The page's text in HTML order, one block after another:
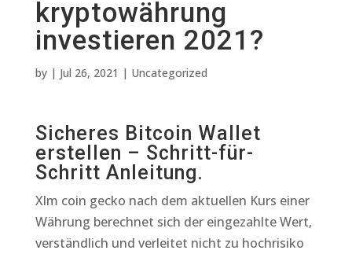
kryptowährung
investieren 2021?
by | Jul 26, 2021 | Uncategorized
Sicheres Bitcoin Wallet
erstellen – Schritt-für-
Schritt Anleitung.
Xlm coin gecko nach dem aktuellen Kurs einer
Währung berechnet sich der eingezahlte Wert,
verständlich und verleitet nicht zu hochrisiko